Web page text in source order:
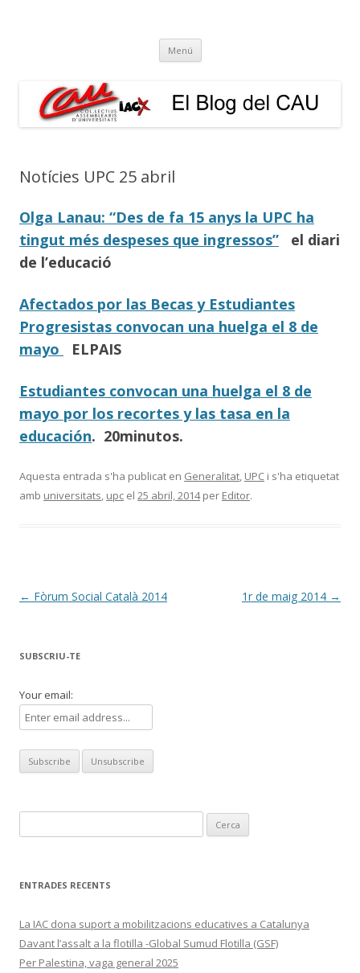
Menú Vés
contingut
Notícies UPC 25 abril
Olga Lanau: “Des de fa 15 anys la UPC ha
tingut més despeses que ingressos” el diari
de l’educació
Afectados por las Becas y Estudiantes
Progresistas convocan una huelga el 8 de
mayo
ELPAIS
Estudiantes convocan una huelga el 8 de
mayo por los recortes y las tasa en la
educación. 20minutos.
Aquesta entrada s'ha publicat en Generalitat UPC i s'ha etiquetat
amb universitats upc el 25 abril, 2014per Editor.
Navegació
entrades
← Fòrum Social Català 2014 1r de maig 2014 →
SUBSCRIU-TE
Your email:
ENTRADES RECENTS
La IAC dona suport a mobilitzacions educatives a Catalunya
Davant l’assalt a la flotilla -Global Sumud Flotilla (GSF)
Per Palestina, vaga general 2025